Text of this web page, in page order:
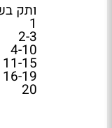
ותק
1
2-3
4-10
11-15
16-19
20